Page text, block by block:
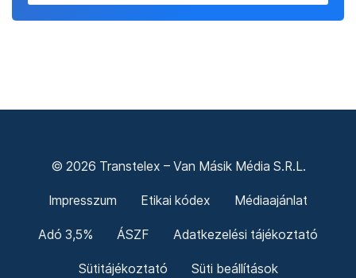
© 2026 Transtelex – Van Másik Média S.R.L.
Impresszum Etikai kódex Médiaajánlat
Adó 3,5% ÁSZF Adatkezelési tájékoztató
Sütitájékoztató Süti beállítások